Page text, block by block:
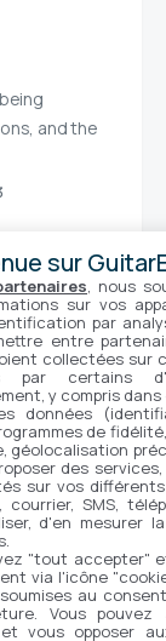
and the
sur
, nous
sur vos
par
entre
collectées sur
par certains
y compris
données
de
géolocalisation
des
sur vos
courrier, SMS,
d'en mesurer
"tout accepter"
via l'icône
au
Vous
vous opposer